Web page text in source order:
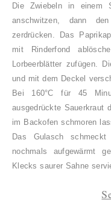
Die Zwiebeln in einem
anschwitzen, dann
zerdrücken. Das
mit Rinderfond
Lorbeerblätter zufügen.
und mit dem Deckel
Bei 160°C für 45
ausgedrückte Sauerkraut
im Backofen schmoren
Das Gulasch
nochmals aufgewärmt
Klecks saurer Sahne